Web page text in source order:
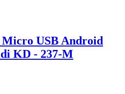
USB Android
KD - 237-M